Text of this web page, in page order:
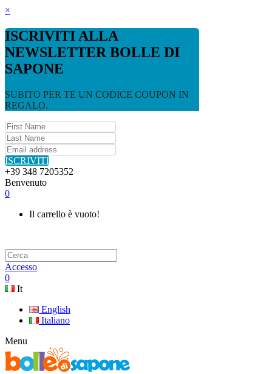
×
ISCRIVITI ALLA
NEWSLETTER BOLLE DI
SAPONE
SUBITO PER TE UN CODICE COUPON IN
REGALO.
ISCRIVITI
+39 348 7205352
Benvenuto
0
Il carrello è vuoto!
Accesso
0
It
English
Italiano
Menu